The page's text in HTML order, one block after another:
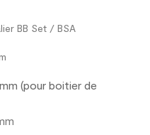
BB Set / BSA
(pour boitier de